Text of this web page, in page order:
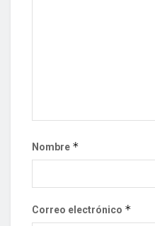
Nombre *
Correo electrónico *